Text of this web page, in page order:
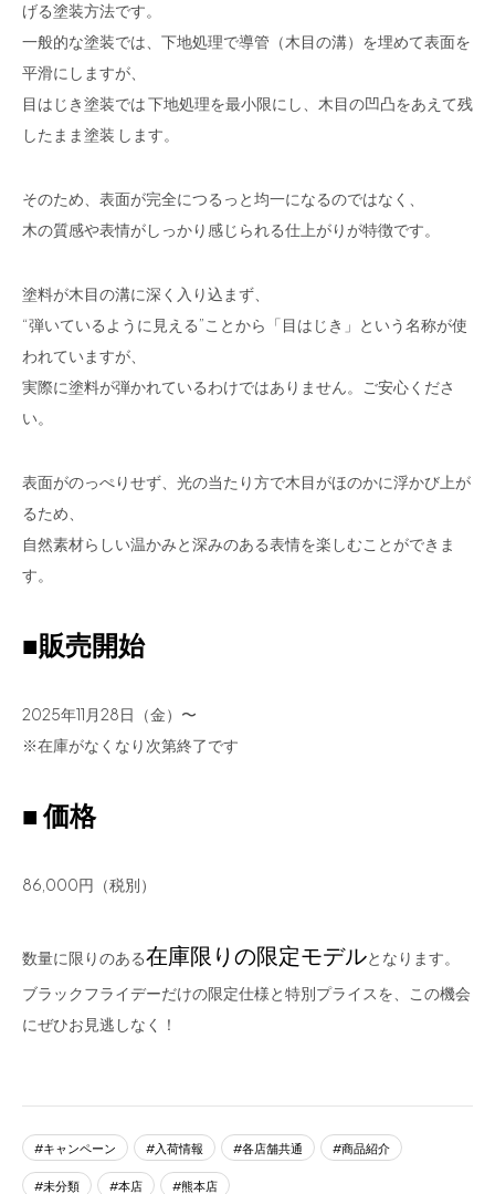
げる塗装方法です。
一般的な塗装では、下地処理で導管（木目の溝）を埋めて表面を
平滑にしますが、
目はじき塗装では 下地処理を最小限にし、木目の凹凸をあえて残
したまま塗装 します。
そのため、表面が完全につるっと均一になるのではなく、
木の質感や表情がしっかり感じられる仕上がりが特徴です。
塗料が木目の溝に深く入り込まず、
“弾いているように見える”ことから「目はじき」という名称が使
われていますが、
実際に塗料が弾かれているわけではありません。ご安心くださ
い。
表面がのっぺりせず、光の当たり方で木目がほのかに浮かび上が
るため、
自然素材らしい温かみと深みのある表情を楽しむことができま
す。
■販売開始
2025年11月28日（金）〜
※在庫がなくなり次第終了です
■ 価格
86,000円（税別）
数量に限りのある在庫限りの限定モデルとなります。
ブラックフライデーだけの限定仕様と特別プライスを、この機会
にぜひお見逃しなく！
キャンペーン 入荷情報 各店舗共通 商品紹介
未分類 本店 熊本店